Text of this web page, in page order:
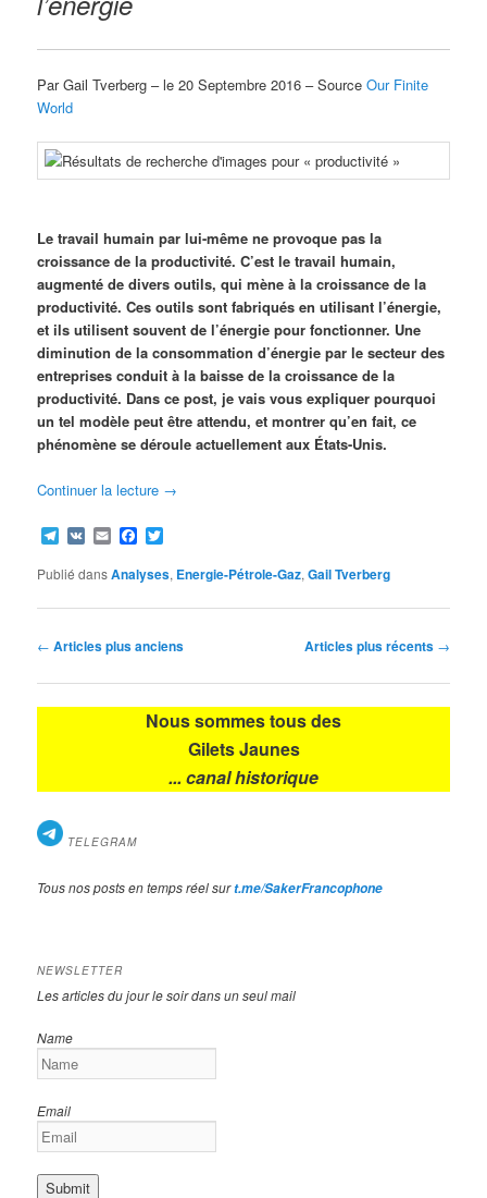
Par Gail Tverberg – le 20 Septembre 2016 – SourceOur Finite
World
Le travail humain par lui-même ne provoque pas la
croissance de la productivité. C’est le travail humain,
augmenté de divers outils, qui mène à la croissance de la
productivité. Ces outils sont fabriqués en utilisant l’énergie,
et ils utilisent souvent de l’énergie pour fonctionner. Une
diminution de la consommation d’énergie par le secteur des
entreprises conduit à la baisse de la croissance de la
productivité. Dans ce post, je vais vous expliquer pourquoi
un tel modèle peut être attendu, et montrer qu’en fait, ce
phénomène se déroule actuellement aux États-Unis.
Continuer la lecture →
Telegram
VK EmailFacebook
Publié dansAnalyses, Energie-Pétrole-Gaz,Gail Tverberg
Navigation
articles
← Articles plus anciens Articles plus récents →
Nous sommes tous des
Gilets Jaunes
... canal historique
TELEGRAM
Tous nos posts en temps réel surt.me/SakerFrancophone
NEWSLETTER
Les articles du jour le soir dans un seul mail
Name
Email